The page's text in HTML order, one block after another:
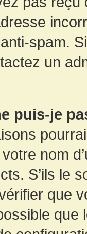
spam.
un
puis-je
nom
S’ils le
que
que